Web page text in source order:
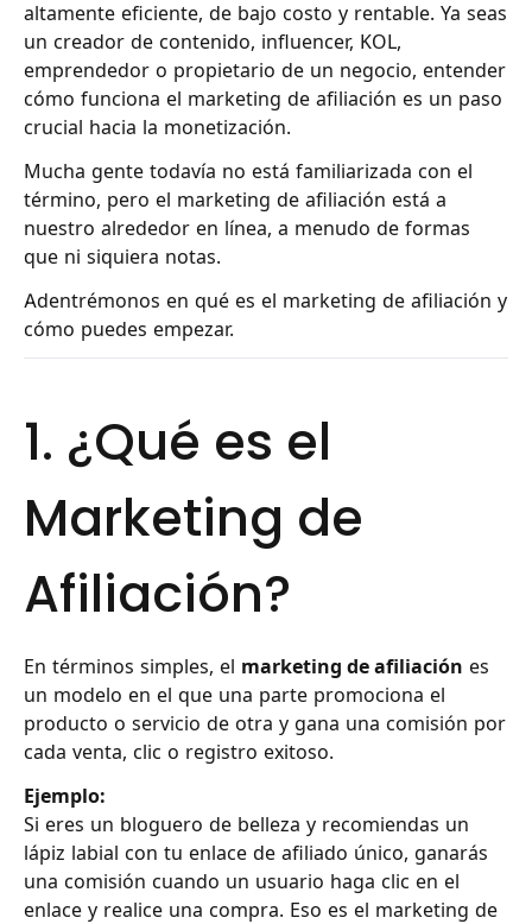
altamente eficiente, de bajo costo y rentable. Ya seas
un creador de contenido, influencer, KOL,
emprendedor o propietario de un negocio, entender
cómo funciona el marketing de afiliación es un paso
crucial hacia la monetización.
Mucha gente todavía no está familiarizada con el
término, pero el marketing de afiliación está a
nuestro alrededor en línea, a menudo de formas
que ni siquiera notas.
Adentrémonos en qué es el marketing de afiliación y
cómo puedes empezar.
1. ¿Qué es el
Marketing de
Afiliación?
En términos simples, el marketing de afiliación es
un modelo en el que una parte promociona el
producto o servicio de otra y gana una comisión por
cada venta, clic o registro exitoso.
Ejemplo:
Si eres un bloguero de belleza y recomiendas un
lápiz labial con tu enlace de afiliado único, ganarás
una comisión cuando un usuario haga clic en el
enlace y realice una compra. Eso es el marketing de